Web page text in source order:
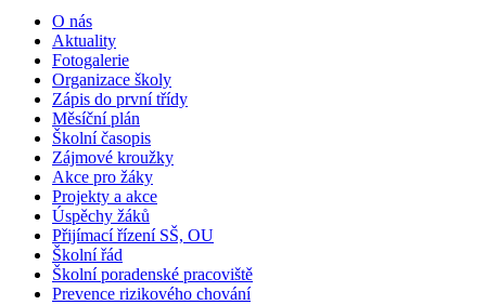
O nás
Aktuality
Fotogalerie
Organizace školy
Zápis do první třídy
Měsíční plán
Školní časopis
Zájmové kroužky
Akce pro žáky
Projekty a akce
Úspěchy žáků
Přijímací řízení SŠ, OU
Školní řád
Školní poradenské pracoviště
Prevence rizikového chování